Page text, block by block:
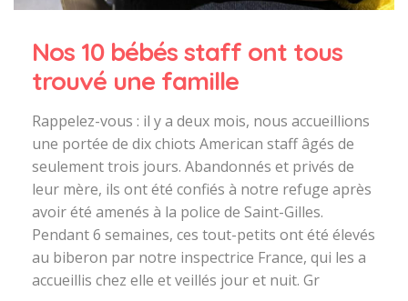
Nos 10 bébés staff ont tous
trouvé une famille
Rappelez-vous : il y a deux mois, nous accueillions
une portée de dix chiots American staff âgés de
seulement trois jours. Abandonnés et privés de
leur mère, ils ont été confiés à notre refuge après
avoir été amenés à la police de Saint-Gilles.
Pendant 6 semaines, ces tout-petits ont été élevés
au biberon par notre inspectrice France, qui les a
accueillis chez elle et veillés jour et nuit. Gr